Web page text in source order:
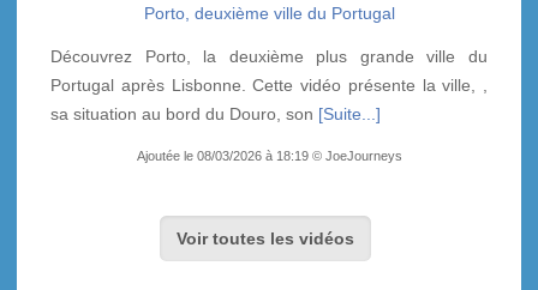
Porto, deuxième ville du Portugal
Découvrez Porto, la deuxième plus grande ville du
Portugal après Lisbonne. Cette vidéo présente la ville, ,
sa situation au bord du Douro, son [Suite...]
Ajoutée le 08/03/2026 à 18:19 © JoeJourneys
Voir toutes les vidéos